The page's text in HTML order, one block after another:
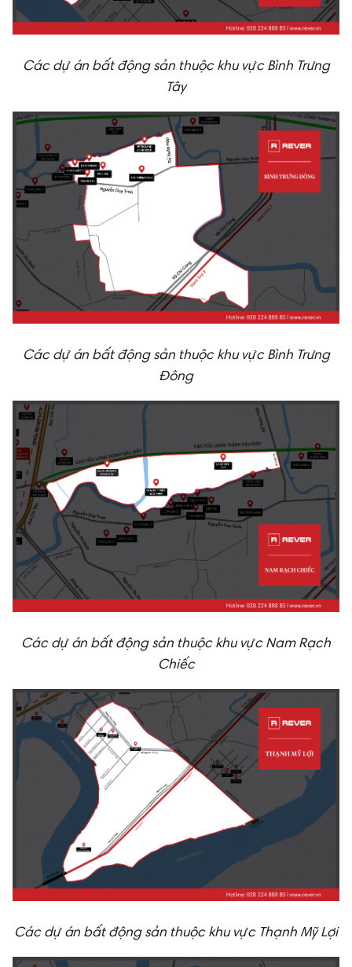
Các dự án bất động sản thuộc khu vực Bình Trưng
Tây
Các dự án bất động sản thuộc khu vực Bình Trưng
Đông
Các dự án bất động sản thuộc khu vực Nam Rạch
Chiếc
Các dự án bất động sản thuộc khu vực Thạnh Mỹ Lợi